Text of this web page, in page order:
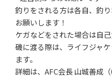
釣りをされる方は各自、釣
お願いします！
ケガなどをされた場合は自
磯に渡る際は、ライフジャ
ます。
詳細は、AFC会長 山城善成（